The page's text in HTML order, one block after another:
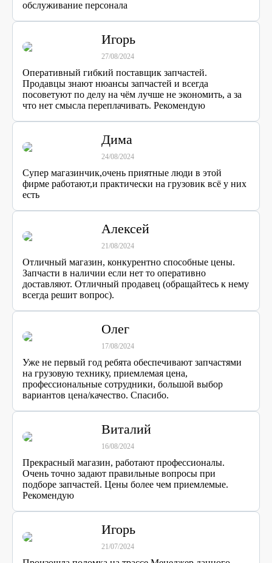
обслуживание персонала
Игорь
27/08/2024
Оперативный гибкий поставщик запчастей.
Продавцы знают нюансы запчастей и всегда
посоветуют по делу на чём лучше не экономить, а за
что нет смысла переплачивать. Рекомендую
Дима
24/08/2024
Супер магазинчик,очень приятные люди в этой
фирме работают,и практически на грузовик всё у них
есть
Алексей
21/08/2024
Отличный магазин, конкурентно способные цены.
Запчасти в наличии если нет то оперативно
доставляют. Отличный продавец (обращайтесь к нему
всегда решит вопрос).
Олег
17/08/2024
Уже не первый год ребята обеспечивают запчастями
на грузовую технику, приемлемая цена,
профессиональные сотрудники, большой выбор
вариантов цена/качество. Спасибо.
Виталий
16/08/2024
Прекрасный магазин, работают профессионалы.
Очень точно задают правильные вопросы при
подборе запчастей. Цены более чем приемлемые.
Рекомендую
Игорь
21/07/2024